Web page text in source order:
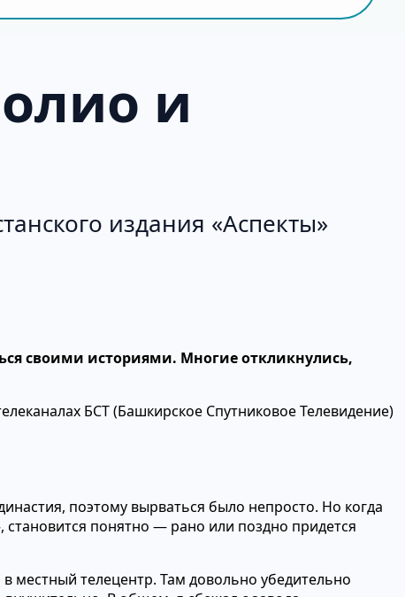
и
издания «Аспекты»
своими историями. Многие откликнулись,
БСТ (Башкирское Спутниковое Телевидение)
поэтому вырваться было непросто. Но когда
понятно — рано или поздно придется
местный телецентр. Там довольно убедительно